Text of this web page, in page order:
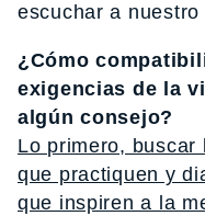
escuchar a nuestro
¿Cómo
exigencias de la
algún consejo?
Lo primero, buscar
que practiquen y
que inspiren a la